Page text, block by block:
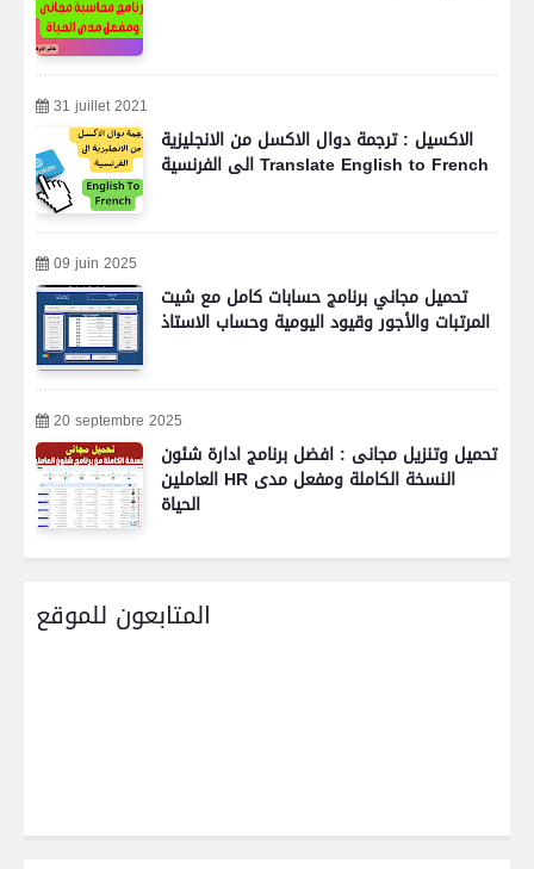
31 juillet 2021
الاكسيل : ترجمة دوال الاكسل من الانجليزية
الى الفرنسية Translate English to French
09 juin 2025
تحميل مجاني برنامج حسابات كامل مع شيت
المرتبات والأجور وقيود اليومية وحساب الاستاذ
20 septembre 2025
تحميل وتنزيل مجانى : افضل برنامج ادارة شئون
العاملين HR النسخة الكاملة ومفعل مدى
الحياة
المتابعون للموقع